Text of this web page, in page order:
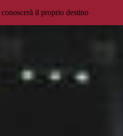
il proprio destino